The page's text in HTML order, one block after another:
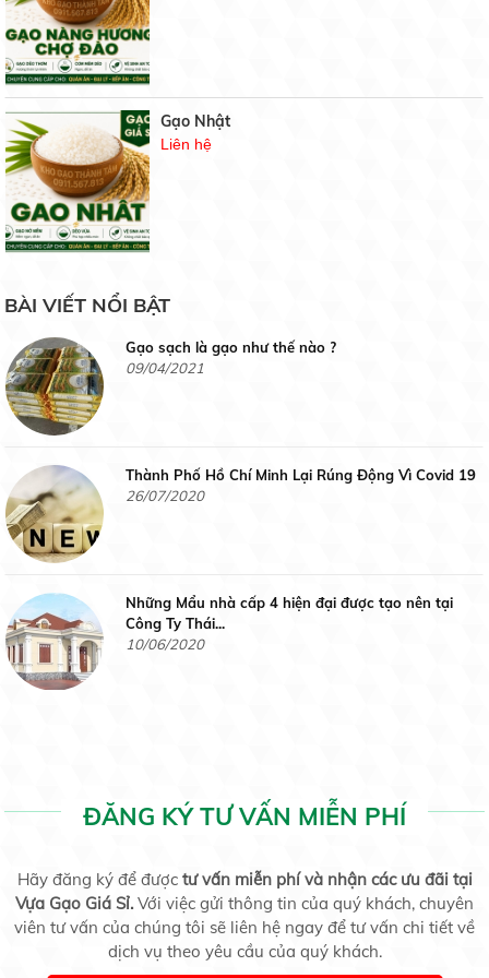
Gạo Nhật
Liên hệ
Liên hệ
Liên hệ
Tấm Tài Nguyên
Liên hệ
Liên hệ
Tấm Sa Mơ
BÀI VIẾT NỔI BẬT
11/04/2021
Một số đặc điểm giúp ích cho việc mua gạo sạch,
chất lượng...
Gạo sạch là gạo như thế nào ?
09/04/2021
Thành Phố Hồ Chí Minh Lại Rúng Động Vì Covid 19
26/07/2020
Những Mẩu nhà cấp 4 hiện đại được tạo nên tại
Công Ty Thái...
10/06/2020
hơn SJC
20/05/2020
ĐĂNG KÝ TƯ VẤN MIỄN PHÍ
Hãy đăng ký để được tư vấn miễn phí và nhận các ưu đãi tại
Vựa Gạo Giá Sỉ. Với việc gửi thông tin của quý khách, chuyên
viên tư vấn của chúng tôi sẽ liên hệ ngay để tư vấn chi tiết về
dịch vụ theo yêu cầu của quý khách.